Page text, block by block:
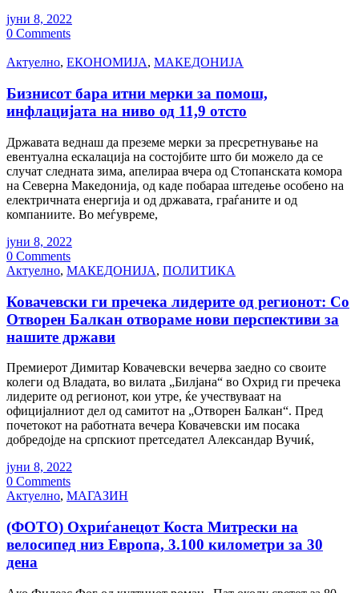
јуни 8, 2022
0 Comments
Актуелно, ЕКОНОМИЈА, МАКЕДОНИЈА
Бизнисот бара итни мерки за помош,
инфлацијата на ниво од 11,9 отсто
Државата веднаш да преземе мерки за пресретнување на
евентуална ескалација на состојбите што би можело да се
случат следната зима, апелираа вчера од Стопанската комора
на Северна Македонија, од каде побараа штедење особено на
електричната енергија и од државата, граѓаните и од
компаниите. Во меѓувреме,
јуни 8, 2022
0 Comments
Актуелно, МАКЕДОНИЈА, ПОЛИТИКА
Ковачевски ги пречека лидерите од регионот: Со
Отворен Балкан отвораме нови перспективи за
нашите држави
Премиерот Димитар Ковачевски вечерва заедно со своите
колеги од Владата, во вилата „Билјана“ во Охрид ги пречека
лидерите од регионот, кои утре, ќе учествуваат на
официјалниот дел од самитот на „Отворен Балкан“. Пред
почетокот на работната вечера Ковачевски им посака
добредојде на српскиот претседател Александар Вучиќ,
јуни 8, 2022
0 Comments
Актуелно, МАГАЗИН
(ФОТО) Охриѓанецот Коста Митрески на
велосипед низ Европа, 3.100 километри за 30
дена